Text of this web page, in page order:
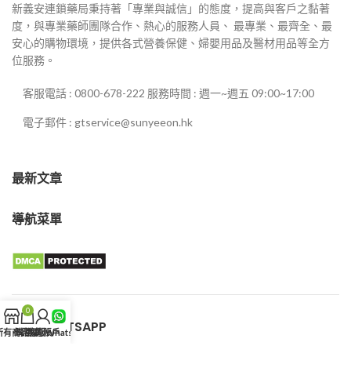
新義安連鎖藥局秉持著「專業與誠信」的態度，提高與客戶之黏著
度，與專業藥師團隊合作、熱心的服務人員、 最專業、最齊全、最
安心的購物環境，提供各式營養保健、婦嬰用品及醫材用品等全方
位服務。
客服電話 : 0800-678-222 服務時間 : 週一~週五 09:00~17:00
電子郵件 : gtservice@sunyeeon.hk
最新文章
導航菜單
客服WHATSAPP
有商品
0
購物車我的賬戶
客服WhatsApp